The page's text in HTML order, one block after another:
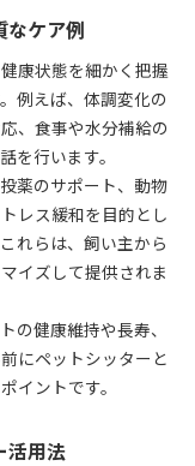
なケア例
康状態を細かく把握
例えば、体調変化の
、食事や水分補給の
を行います。
薬のサポート、動物
レス緩和を目的とし
れらは、飼い主から
イズして提供されま
の健康維持や長寿、
にペットシッターと
イントです。
活用法